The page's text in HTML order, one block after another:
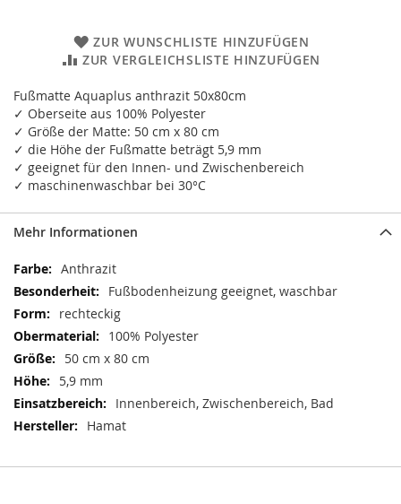
ZUR WUNSCHLISTE HINZUFÜGEN
ZUR VERGLEICHSLISTE HINZUFÜGEN
Fußmatte Aquaplus anthrazit 50x80cm
✓ Oberseite aus 100% Polyester
✓ Größe der Matte: 50 cm x 80 cm
✓ die Höhe der Fußmatte beträgt 5,9 mm
✓ geeignet für den Innen- und Zwischenbereich
✓ maschinenwaschbar bei 30°C
Mehr Informationen
Mehr
Informationen
Anthrazit
Fußbodenheizung geeignet, waschbar
rechteckig
100% Polyester
50 cm x 80 cm
5,9 mm
Innenbereich, Zwischenbereich, Bad
Hamat